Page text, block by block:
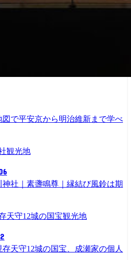
で平安京から明治維新まで学べ
観光地
神社｜素盞鳴尊｜縁結び風鈴は期
観光地
存天守12城の国宝、成瀬家の個人